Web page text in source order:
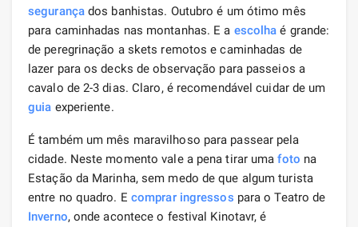
segurançados banhistas. Outubro é um ótimo mês
para caminhadas nas montanhas. E a escolha é grande:
de peregrinação a skets remotos e caminhadas de
lazer para os decks de observação para passeios a
cavalo de 2-3 dias. Claro, é recomendável cuidar de um
guia experiente.
É também um mês maravilhoso para passear pela
cidade. Neste momento vale a pena tirar umafoto na
Estação da Marinha, sem medo de que algum turista
entre no quadro. E comprar ingressos para o Teatro de
Inverno, onde acontece o festival Kinotavr, é